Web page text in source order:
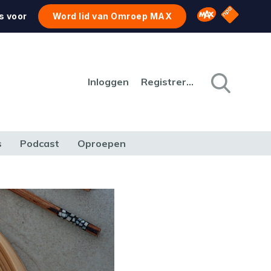
voor Word lid van Omroep MAX Omroep MAX
NPO
Inloggen Registreren
Podcast Oproepen